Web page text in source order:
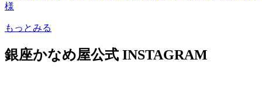
様
もっとみる
銀座かなめ屋公式 INSTAGRAM